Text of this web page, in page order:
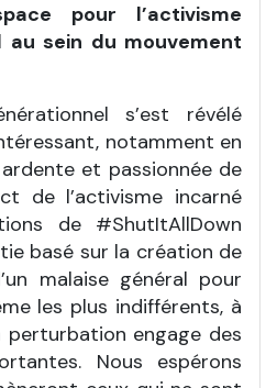
pour l’activisme
au sein du mouvement
s’est révélé
notamment en
et passionnée de
de l’activisme incarné
de #ShutItAllDown
basé sur la création de
malaise général pour
les plus indifférents, à
perturbation engage des
Nous espérons